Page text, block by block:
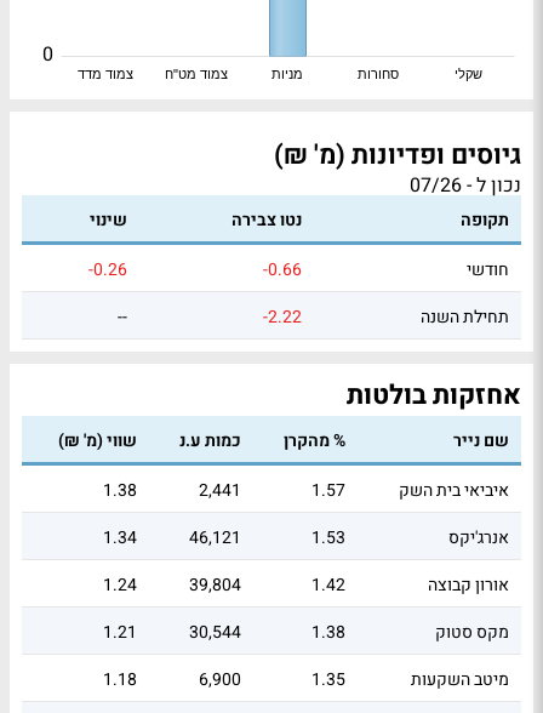
צמוד מדד צמוד מט"ח מניות סחורות שקלי
0
גיוסים ופדיונות (מ' ₪)
נכון ל - 07/26
תקופה נטו צבירה
שינוי
חודשי
-0.66
-0.26
תחילת השנה
-2.22
--
אחזקות בולטות
שם נייר % מהקרן כמות ע.נ
שווי (מ' ₪)
איביאי בית השק
1.57
2,441
1.38
אנרג'יקס
1.53
46,121
1.34
אורון קבוצה
1.42
39,804
1.24
מקס סטוק
1.38
30,544
1.21
מיטב השקעות
1.35
6,900
1.18